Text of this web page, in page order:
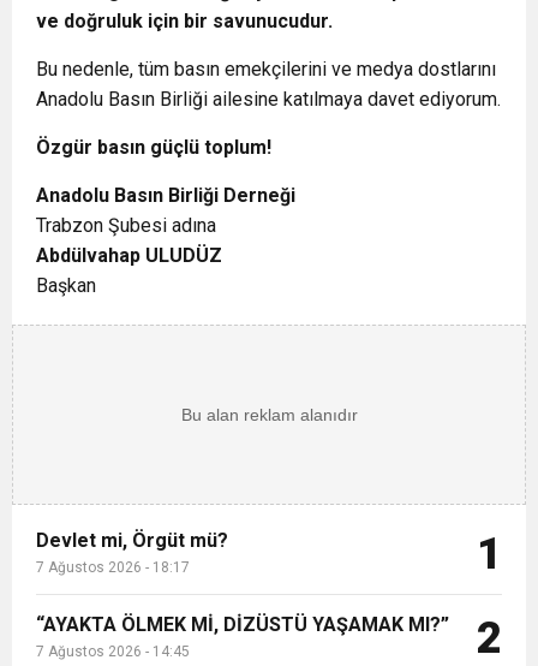
ve doğruluk için bir savunucudur.
Bu nedenle, tüm basın emekçilerini ve medya dostlarını
Anadolu Basın Birliği ailesine katılmaya davet ediyorum.
Özgür basın güçlü toplum!
Anadolu Basın Birliği Derneği
Trabzon Şubesi adına
Abdülvahap ULUDÜZ
Başkan
Devlet mi, Örgüt mü?
7 Ağustos 2026 - 18:17 1
“AYAKTA ÖLMEK Mİ, DİZÜSTÜ YAŞAMAK MI?”
7 Ağustos 2026 - 14:45 2